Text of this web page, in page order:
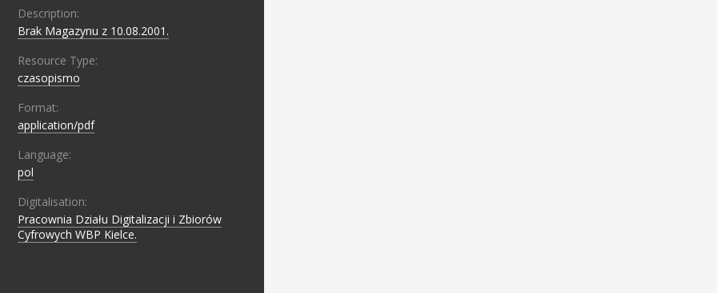
Description:
Brak Magazynu z 10.08.2001.
Resource Type:
czasopismo
Format:
application/pdf
Language:
pol
Digitalisation:
Pracownia Działu Digitalizacji i Zbiorów
Cyfrowych WBP Kielce.